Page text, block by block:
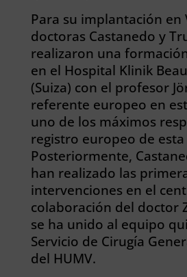
Para su implantación en
doctoras Castanedo y
realizaron una
en el Hospital Klinik
(Suiza) con el profesor
referente europeo en
uno de los máximos
registro europeo de
Posteriormente,
han realizado las
intervenciones en el
colaboración del doctor
se ha unido al equipo
Servicio de Cirugía
del HUMV.